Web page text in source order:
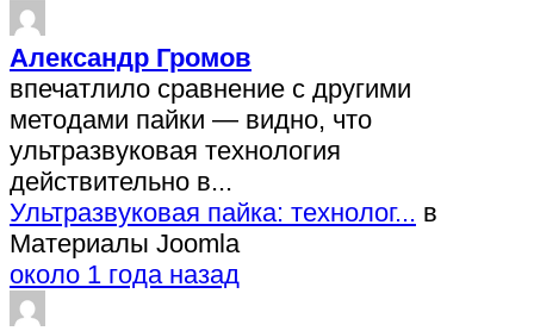
Александр Громов
впечатлило сравнение с другими
методами пайки — видно, что
ультразвуковая технология
действительно в...
Ультразвуковая пайка: технолог... в
Материалы Joomla
около 1 года назад